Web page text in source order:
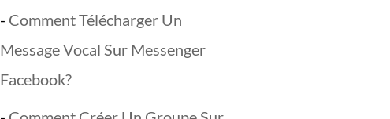
- Comment Télécharger Un
Message Vocal Sur Messenger
Facebook?